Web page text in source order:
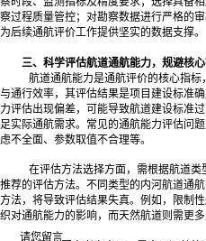
察过程质量管控；对勘察数据进行严格的
为后续通航评价工作提供坚实的数据支撑。
三、科学评估航道通航能力，规避核
航道通航能力是通航评价的核心指
与通行效率，其评估结果是项目建设标准
力评估出现偏差，可能导致航道建设标准
足实际通航需求。常见的通航能力评估问
虑不全面、参数取值不合理等。
在评估方法选择方面，需根据航道
推荐的评估方法。不同类型的内河航道通
方法，将导致评估结果失真。例如，限制
织对通航能力的影响，而天然航道则需更
请您留言